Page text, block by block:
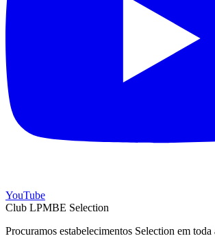
YouTube
Club LPMBE Selection
Procuramos estabelecimentos Selection em toda